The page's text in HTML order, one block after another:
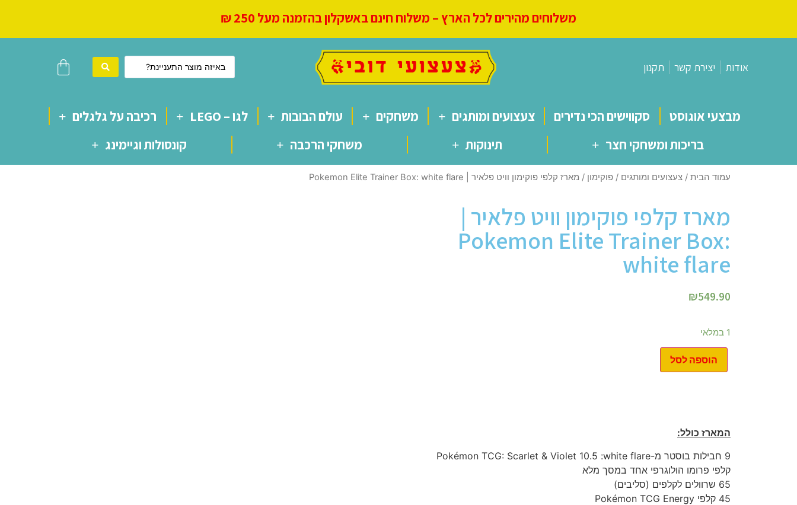
משלוחים מהירים לכל הארץ – משלוח חינם באשקלון בהזמנה מעל 250 ₪
אודות יצירת קשר תקנון
מבצעי אוגוסט סקווישים הכי נדירים צעצועים ומותגים משחקים עולם הבובות לגו – LEGO
רכיבה על גלגלים
בריכות ומשחקי חצר
תינוקות משחקי הרכבה קונסולות וגיימינג
עמוד הבית / צעצועים ומותגים / פוקימון / מארז קלפי פוקימון וויט פלאיר | Pokemon Elite Trainer Box: white flare
מארז קלפי פוקימון וויט פלאיר |
Pokemon Elite Trainer Box:
white flare
₪549.90
1 במלאי
הוספה לסל
המארז כולל:
9 חבילות בוסטר מ-Pokémon TCG: Scarlet & Violet 10.5 :white flare
קלפי פרומו הולוגרפי אחד במסך מלא
65 שרוולים לקלפים (סליבים)
45 קלפי Pokémon TCG Energy